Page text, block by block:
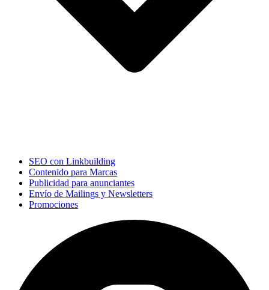
SEO con Linkbuilding
Contenido para Marcas
Publicidad para anunciantes
Envío de Mailings y Newsletters
Promociones